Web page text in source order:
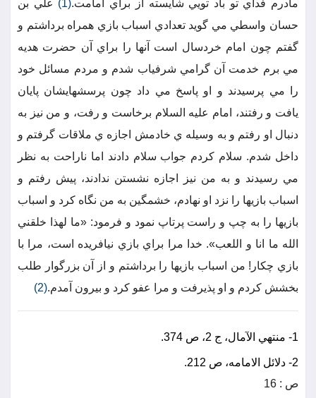
مادرم فداي تو باد تويي شايسته از براي امامت.(1)
علي بن
حسان واسطي مي گويد تعدادي اسباب بازي همراه برداشتم و
گفتم چون امام خردسال است آنها را براي آن حضرت هديه
مي برم خدمت آن گرامي شرفياب شدم و مردم مسائل خود
را مي پرسيدند و او پاسخ مي داد چون پرسشهايشان پايان
يافت و رفتند، امام عليه السلام برخاست و رفت، و من نيز به
دنبال او رفتم و به وسيله ي خادمش اجازه ي ملاقات گرفتم و
داخل شدم. سلام كردم جواب سلام دادند اما ناراحت به نظر
مي رسيدند و به من نيز اجازه نشستن ندادند، پيش رفتم و
اسباب بازيها را نزد او نهادم، خشمگين به من نگاه كرد و اسباب
بازيها را به چپ و راست پرتاپ نمود و فرمود: «ما لهذا خلقني
الله ما انا و اللعب». خدا مرا براي بازي نيافريده است، مرا با
بازي چكار! من اسباب بازيها را برداشتم و از آن بزرگوار طلب
بخشش كردم و او پذيرفت و مرا عفو كرد و بيرون آمدم.(2)
1- منتهي الآمال، ج 2، ص 374.
2- دلائل الامامه، ص 212.
ص : 16